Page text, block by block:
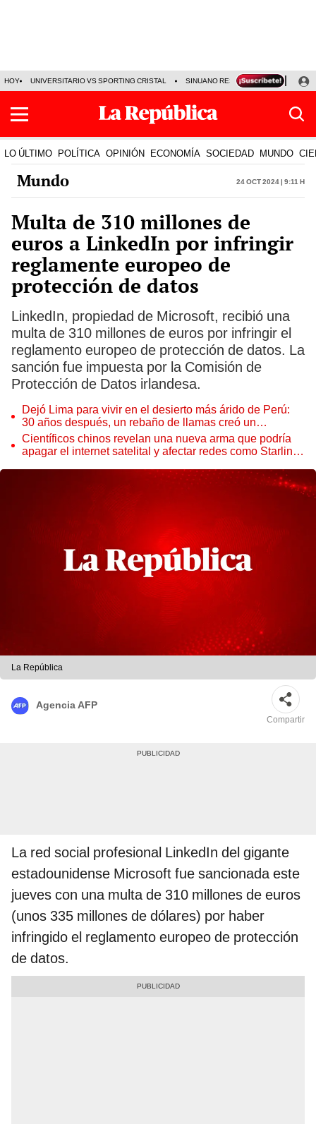
HOY UNIVERSITARIO VS SPORTING CRISTAL SINUANO RESULTADOS HOY
LO ÚLTIMO POLÍTICA OPINIÓN ECONOMÍA SOCIEDAD MUNDO
Mundo 24 Oct 2024 | 9:11 h
Multa de 310 millones de
euros a LinkedIn por infringir
reglamente europeo de
protección de datos
LinkedIn, propiedad de Microsoft, recibió una
multa de 310 millones de euros por infringir el
reglamento europeo de protección de datos. La
sanción fue impuesta por la Comisión de
Protección de Datos irlandesa.
Dejó Lima para vivir en el desierto más árido de Perú:
30 años después, un rebaño de llamas creó un
sorprendente ecosistema
Científicos chinos revelan una nueva arma que podría
apagar el internet satelital y afectar redes como Starlink
La República
Agencia AFP
Compartir
La red social profesional LinkedIn del gigante
estadounidense Microsoft fue sancionada este
jueves con una multa de 310 millones de euros
(unos 335 millones de dólares) por haber
infringido el reglamento europeo de protección
de datos.